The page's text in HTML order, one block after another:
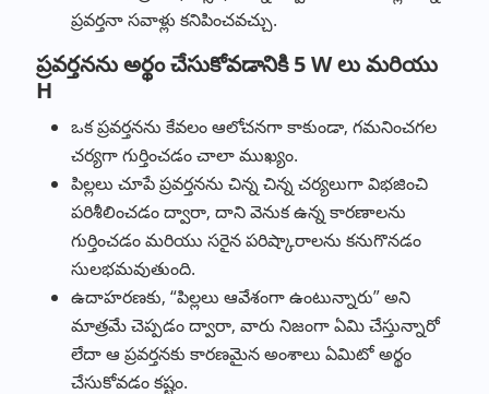
ప్రవర్తనా సవాళ్లు కనిపించవచ్చు.
ప్రవర్తనను అర్థం చేసుకోవడానికి 5 W లు మరియు
H
ఒక ప్రవర్తనను కేవలం ఆలోచనగా కాకుండా, గమనించగల
చర్యగా గుర్తించడం చాలా ముఖ్యం.
పిల్లలు చూపే ప్రవర్తనను చిన్న చిన్న చర్యలుగా విభజించి
పరిశీలించడం ద్వారా, దాని వెనుక ఉన్న కారణాలను
గుర్తించడం మరియు సరైన పరిష్కారాలను కనుగొనడం
సులభమవుతుంది.
ఉదాహరణకు, “పిల్లలు ఆవేశంగా ఉంటున్నారు” అని
మాత్రమే చెప్పడం ద్వారా, వారు నిజంగా ఏమి చేస్తున్నారో
లేదా ఆ ప్రవర్తనకు కారణమైన అంశాలు ఏమిటో అర్థం
చేసుకోవడం కష్టం.